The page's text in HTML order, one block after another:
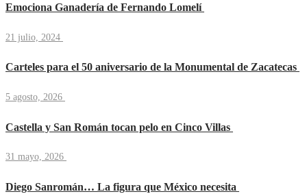
Emociona Ganadería de Fernando Lomelí
21 julio, 2024
Carteles para el 50 aniversario de la Monumental de Zacatecas
5 agosto, 2026
Castella y San Román tocan pelo en Cinco Villas
31 mayo, 2026
Diego Sanromán… La figura que México necesita